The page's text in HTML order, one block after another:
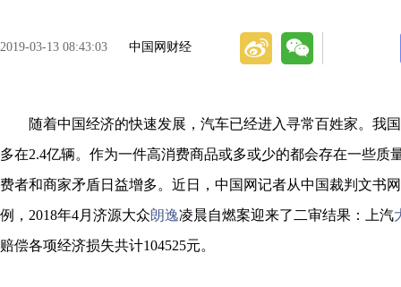
2019-03-13 08:43:03 中国网财经
随着中国经济的快速发展，汽车已经进入寻常百姓家。我
多在2.4亿辆。作为一件高消费商品或多或少的都会存在一些质
费者和商家矛盾日益增多。近日，中国网记者从中国裁判文书
例，2018年4月济源大众朗逸凌晨自燃案迎来了二审结果：上汽
赔偿各项经济损失共计104525元。